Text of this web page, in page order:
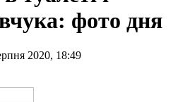
фото дня
2020, 18:49